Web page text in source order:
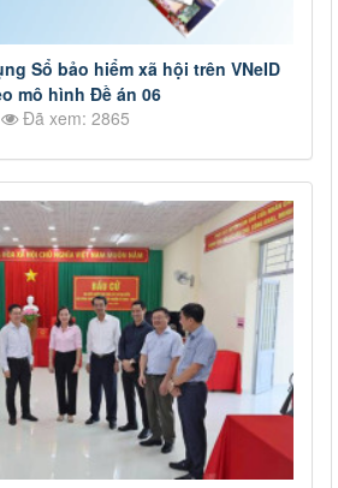
Sổ bảo hiểm xã hội trên VNeID
mô hình Đề án 06
Đã xem: 2865